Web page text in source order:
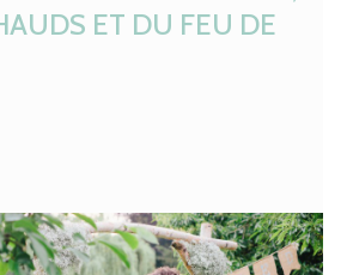
ET DU FEU DE